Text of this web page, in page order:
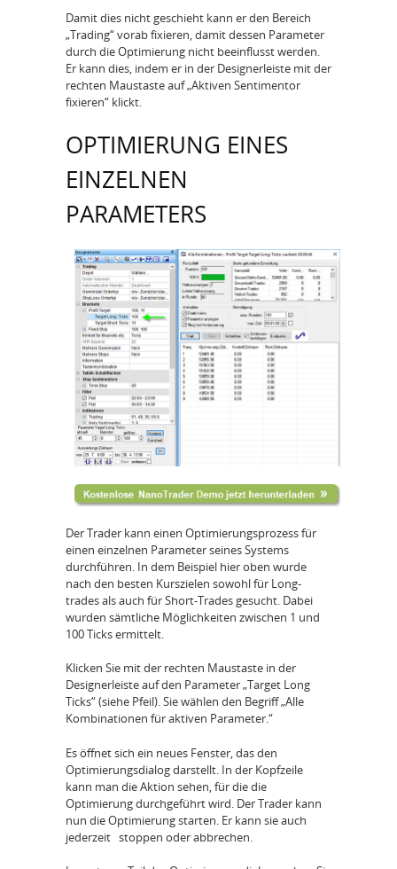
Damit dies nicht geschieht kann er den Bereich
„Trading“ vorab fixieren, damit dessen Parameter
durch die Optimierung nicht beeinflusst werden.
Er kann dies, indem er in der Designerleiste mit der
rechten Maustaste auf „Aktiven Sentimentor
fixieren“ klickt.
OPTIMIERUNG EINES
EINZELNEN
PARAMETERS
Der Trader kann einen Optimierungsprozess für
einen einzelnen Parameter seines Systems
durchführen. In dem Beispiel hier oben wurde
nach den besten Kurszielen sowohl für Long-
trades als auch für Short-Trades gesucht. Dabei
wurden sämtliche Möglichkeiten zwischen 1 und
100 Ticks ermittelt.
Klicken Sie mit der rechten Maustaste in der
Designerleiste auf den Parameter „Target Long
Ticks“ (siehe Pfeil). Sie wählen den Begriff „Alle
Kombinationen für aktiven Parameter.“
Es öffnet sich ein neues Fenster, das den
Optimierungsdialog darstellt. In der Kopfzeile
kann man die Aktion sehen, für die die
Optimierung durchgeführt wird. Der Trader kann
nun die Optimierung starten. Er kann sie auch
jederzeit stoppen oder abbrechen.